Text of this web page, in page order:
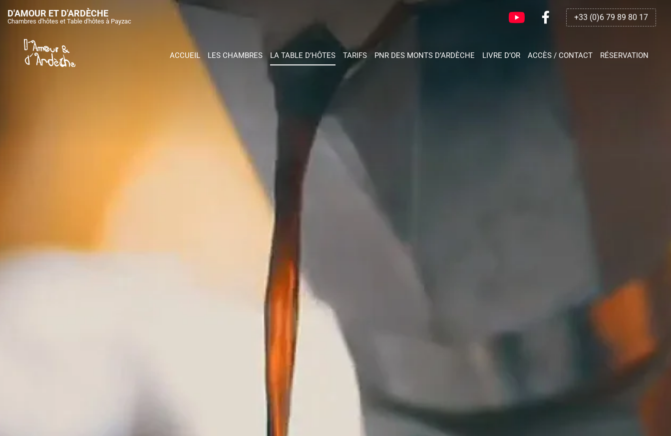
auD'AMOUR ET D'ARDÈCHE
Chambres d'hôtes et Table d'hôtes à Payzac +33 (0)6 79 89 80 17
ACCUEIL LES CHAMBRES LA TABLE D’HÔTES TARIFS PNR DES MONTS D’ARDÈCHE LIVRE D’OR ACCÈS / CONTACT RÉSERVATION